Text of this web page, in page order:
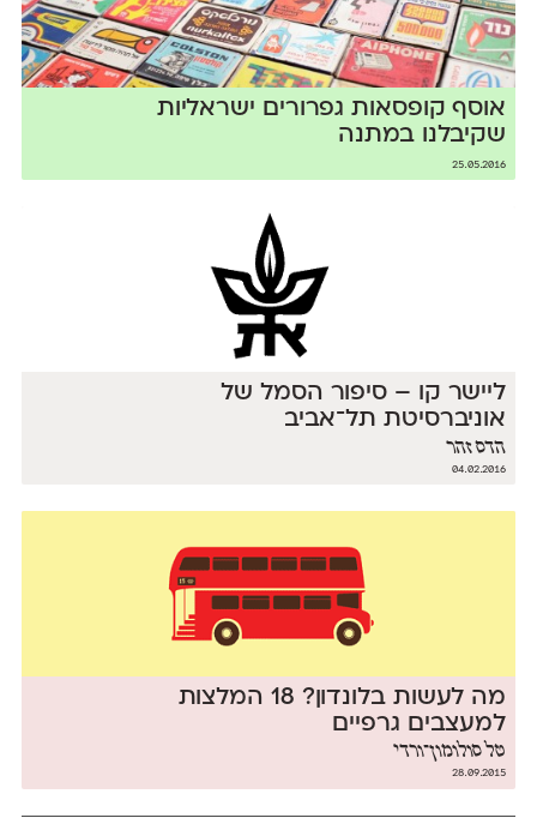
אוסף קופסאות גפרורים ישראליות
שקיבלנו במתנה
25.05.2016
ליישר קו – סיפור הסמל של
אוניברסיטת תל־אביב
הדס זהר
04.02.2016
מה לעשות בלונדון? 18 המלצות
למעצבים גרפיים
טל סולומון־ורדי
28.09.2015